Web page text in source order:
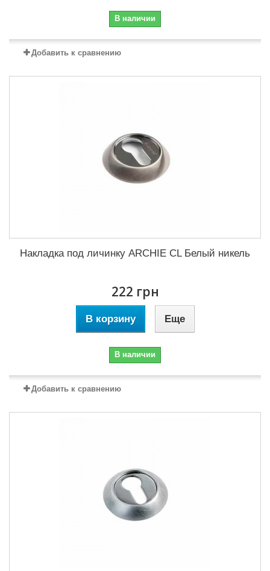
В наличии
Добавить к сравнению
Накладка под личинку ARCHIE CL Белый никель
222 грн
В корзину Еще
В наличии
Добавить к сравнению